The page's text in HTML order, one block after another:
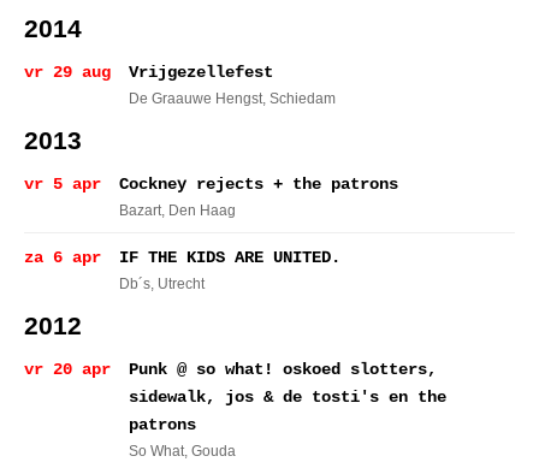
2014
vr 29 aug Vrijgezellefest
De Graauwe Hengst, Schiedam
2013
vr 5 apr Cockney rejects + the patrons
Bazart, Den Haag
za 6 apr IF THE KIDS ARE UNITED.
Db´s, Utrecht
2012
vr 20 apr
Punk @ so what! oskoed slotters,
sidewalk, jos & de tosti's en the
patrons
So What, Gouda